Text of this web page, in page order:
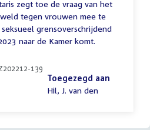
zegt toe de vraag van het
tegen vrouwen mee te
grensoverschrijdend
naar de Kamer komt.
139
Toegezegd aan
Hil, J. van den